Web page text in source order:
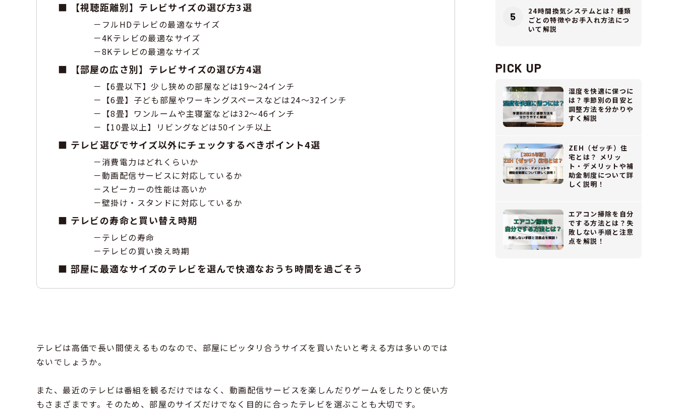
【視聴距離別】テレビサイズの選び方3選
フルHDテレビの最適なサイズ
4Kテレビの最適なサイズ
8Kテレビの最適なサイズ
【部屋の広さ別】テレビサイズの選び方4選
【6畳以下】少し狭めの部屋などは19～24インチ
【6畳】子ども部屋やワーキングスペースなどは24～32インチ
【8畳】ワンルームや主寝室などは32～46インチ
【10畳以上】リビングなどは50インチ以上
テレビ選びでサイズ以外にチェックするべきポイント4選
消費電力はどれくらいか
動画配信サービスに対応しているか
スピーカーの性能は高いか
壁掛け・スタンドに対応しているか
テレビの寿命と買い替え時期
テレビの寿命
テレビの買い換え時期
部屋に最適なサイズのテレビを選んで快適なおうち時間を過ごそう
テレビは高価で長い間使えるものなので、部屋にピッタリ合うサイズを買いたいと考える方は多いのでは
ないでしょうか。
また、最近のテレビは番組を観るだけではなく、動画配信サービスを楽しんだりゲームをしたりと使い方
もさまざまです。そのため、部屋のサイズだけでなく目的に合ったテレビを選ぶことも大切です。
24時間換気システムとは? 種類
ごとの特徴やお手入れ方法につ
いて解説
PICK UP
湿度を快適に保つに
は？季節別の目安と
調整方法を分かりや
すく解説
ZEH（ゼッチ）住
宅とは？ メリッ
ト・デメリットや補
助金制度について詳
しく説明！
エアコン掃除を自分
でする方法とは？失
敗しない手順と注意
点を解説！